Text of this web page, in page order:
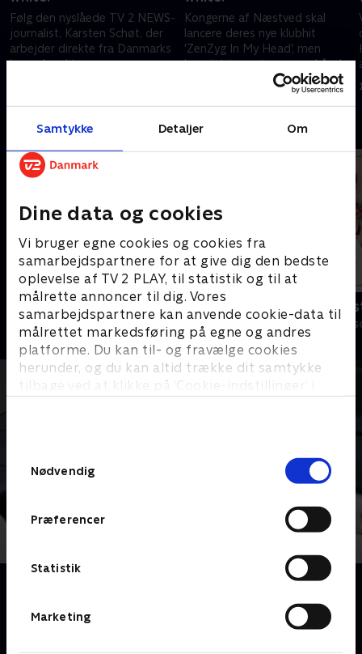
Samtykke Detaljer Om
Dine data og cookies
Vi bruger egne cookies og cookies fra
samarbejdspartnere for at give dig den bedste
oplevelse af TV 2 PLAY, til statistik og til at
målrette annoncer til dig. Vores
samarbejdspartnere kan anvende cookie-data til
målrettet markedsføring på egne og andres
platforme. Du kan til- og fravælge cookies
herunder, og du kan altid trække dit samtykke
tilbage ved at klikke på ’Cookie-indstillinger’ i
Nødvendig
Præferencer
Statistik
Marketing
Følg den nyslåede TV 2 NEWS-
journalist, Karsten Schøt, der
arbejder direkte fra Danmarks
brændpunkter. .
Kongerne af Næstved skal
lancere deres nye klubhit
'ZenZyg In My Head', men
begejstringen tager overhånd
for Peter, der kommer til at
4. marts 2013 • 26 min
Andre så også
Dybvaaaaad
Comedy • 10 sæsoner
Brødrene
Comedy • 2
Nu kan du se noget så originalt som en comedy-
reportage-serie! Det er komikerne Martin Høgsted